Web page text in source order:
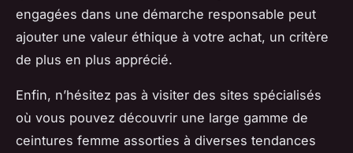
engagées dans une démarche responsable peut
ajouter une valeur éthique à votre achat, un critère
de plus en plus apprécié.
Enfin, n’hésitez pas à visiter des sites spécialisés
où vous pouvez découvrir une large gamme de
ceintures femme assorties à diverses tendances